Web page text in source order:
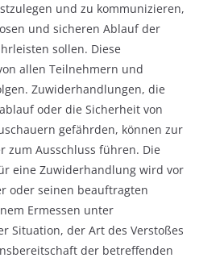
und zu kommunizieren,
und sicheren Ablauf der
sollen. Diese
allen Teilnehmern und
Zuwiderhandlungen, die
oder die Sicherheit von
gefährden, können zur
zum Ausschluss führen. Die
eine Zuwiderhandlung wird vor
oder seinen beauftragten
Ermessen unter
Situation, der Art des Verstoßes
der betreffenden